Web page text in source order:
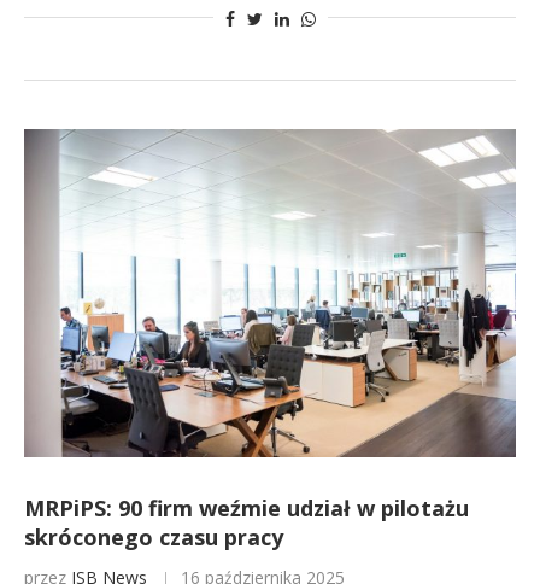
MRPiPS: 90 firm weźmie udział w pilotażu
skróconego czasu pracy
przez ISB News 16 października 2025